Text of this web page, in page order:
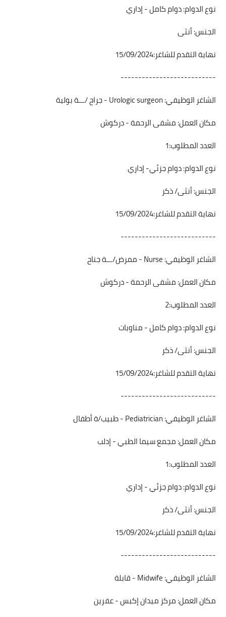
نوع الدوام: دوام كامل - إداري
الجنس: أنثى
نهاية التقدم للشاغر:15/09/2024
---------------------------
الشاغر الوظيفي: Urologic surgeon - جراح /ـــة بولية
مكان العمل: مشفى الرحمة - دركوش
العدد المطلوب:1
نوع الدوام: دوام جزئي- إداري
الجنس: أنثى/ ذكر
نهاية التقدم للشاغر:15/09/2024
---------------------------
الشاغر الوظيفي: Nurse - ممرض/ـــة جناح
مكان العمل: مشفى الرحمة - دركوش
العدد المطلوب:2
نوع الدوام: دوام كامل - مناوبات
الجنس: أنثى/ ذكر
نهاية التقدم للشاغر:15/09/2024
---------------------------
الشاغر الوظيفي: Pediatrician - طبيب/ة أطفال
مكان العمل: مجمع سيما الطبي - إدلب
العدد المطلوب:1
نوع الدوام: دوام جزئي - إداري
الجنس: أنثى/ ذكر
نهاية التقدم للشاغر:15/09/2024
---------------------------
الشاغر الوظيفي: Midwife - قابلة
مكان العمل: مركز ميدان إكبس - عفرين